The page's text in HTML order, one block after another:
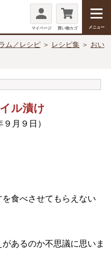
マイページ 買い物カゴ メニュー
ム／レシピ ＞ レシピ集 ＞ おい
ル漬け
９月９日）
食べさせてもらえない
あるのか不思議に思いま